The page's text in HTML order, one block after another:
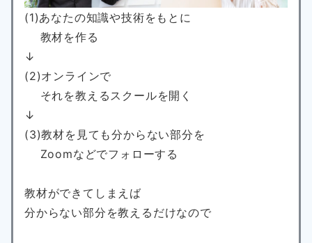
(1)あなたの知識や技術をもとに
教材を作る
↓
(2)オンラインで
それを教えるスクールを開く
↓
(3)教材を見ても分からない部分を
Zoomなどでフォローする
教材ができてしまえば
分からない部分を教えるだけなので